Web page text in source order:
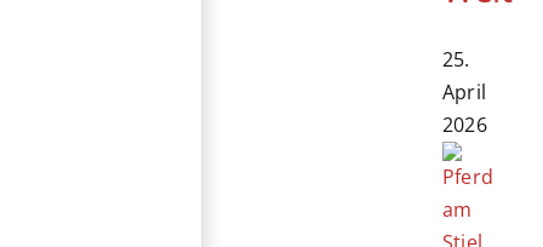
25.
April
2026